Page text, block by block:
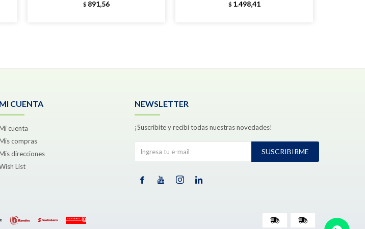
$ 891,56 $ 1.498,41
MI CUENTA
cuenta
compras
direcciones
List
NEWSLETTER
¡Suscribite y recibí todas nuestras novedades!
SUSCRIBIRME
   